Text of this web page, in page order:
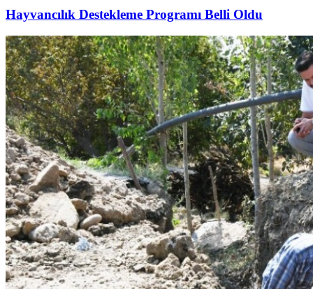
Hayvancılık Destekleme Programı Belli Oldu